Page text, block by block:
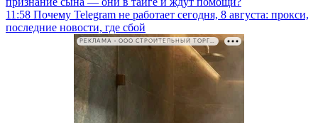
11:58 Почему Telegram не работает сегодня, 8 августа: прокси,
последние новости, где сбой
РЕКЛАМА • ООО СТРОИТЕЛЬНЫЙ ТОРГОВЫЙ ДОМ «ПЕТРОВИЧ». ИНН: 7802348846